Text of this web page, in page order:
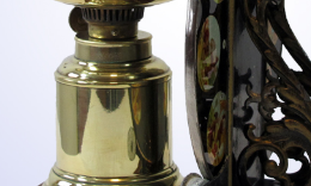
Registrieren